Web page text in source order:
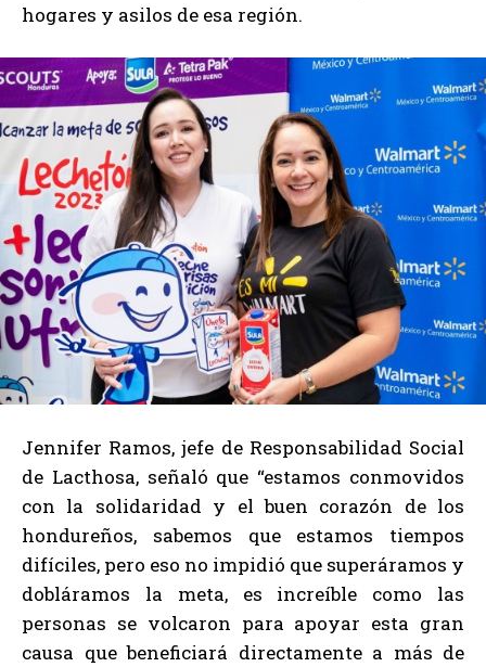
hogares y asilos de esa región.
Jennifer Ramos, jefe de Responsabilidad Social
de Lacthosa, señaló que “estamos conmovidos
con la solidaridad y el buen corazón de los
hondureños, sabemos que estamos tiempos
difíciles, pero eso no impidió que superáramos y
dobláramos la meta, es increíble como las
personas se volcaron para apoyar esta gran
causa que beneficiará directamente a más de